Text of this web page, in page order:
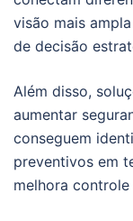
visão mais
de decisão
Além disso,
aumentar
conseguem
preventivos em
melhora